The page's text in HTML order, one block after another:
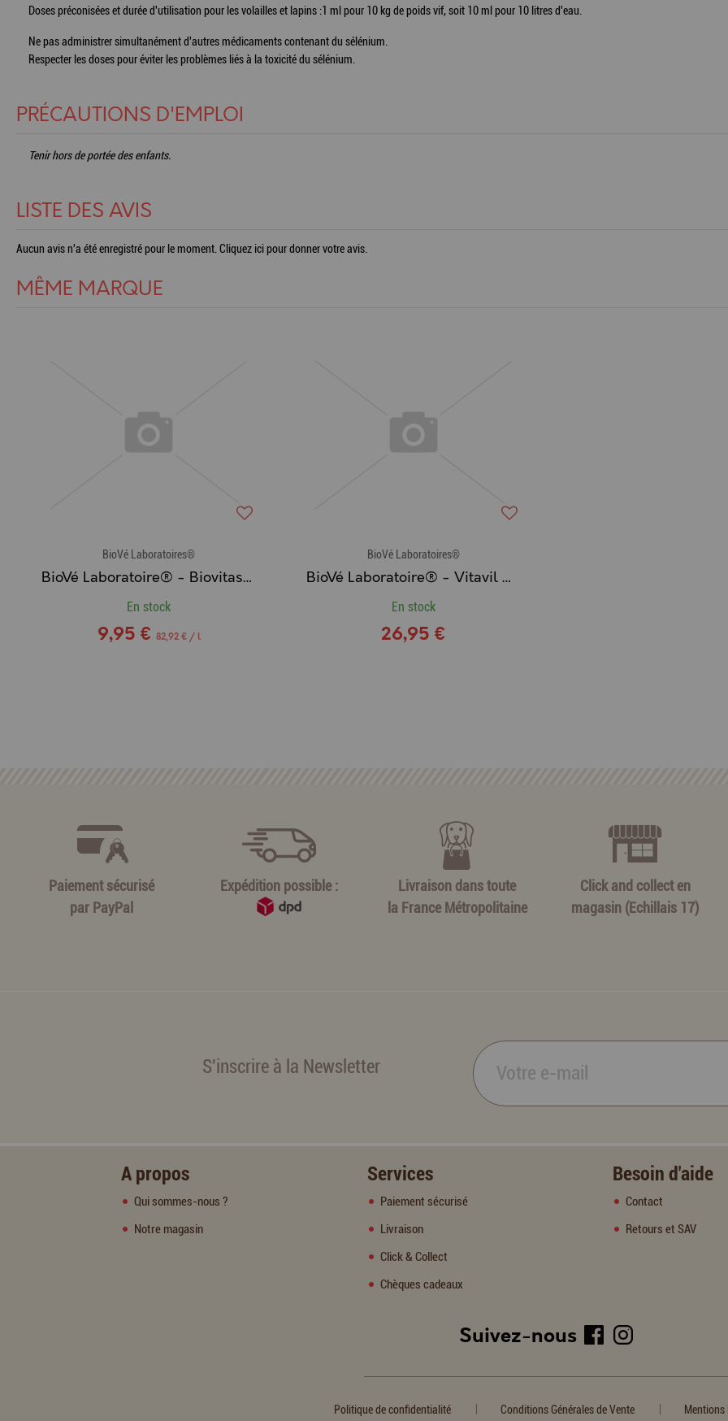
Doses préconisées et durée d'utilisation pour les volailles et lapins :1 ml pour 10 kg de poids vif, soit 10 ml pour 10 litres d'eau.
Ne pas administrer simultanément d'autres médicaments contenant du sélénium.
Respecter les doses pour éviter les problèmes liés à la toxicité du sélénium.
PRÉCAUTIONS D'EMPLOI
Tenir hors de portée des enfants.
LISTE DES AVIS
Aucun avis n'a été enregistré pour le moment. Cliquez ici pour donner votre avis.
MÊME MARQUE
BioVé Laboratoires®
BioVé Laboratoire® - Biovitase, Vitamines & Oligo-Éléments
En stock
9,95 € 82,92 € / l
BioVé Laboratoires®
BioVé Laboratoire® - Vitavil Amine (Vitamines & Acides Aminés)
En stock
26,95 €
Paiement sécurisé
par PayPal
Expédition possible :
Livraison dans toute
la France Métropolitaine
Click and collect en
magasin (Echillais 17)
S'inscrire à la Newsletter
A propos
Qui sommes-nous ?
Notre magasin
Services
Paiement sécurisé
Livraison
Click & Collect
Chèques cadeaux
Besoin d'aide
Contact
Retours et SAV
Suivez-nous
Politique de confidentialité Conditions Générales de Vente Mentions